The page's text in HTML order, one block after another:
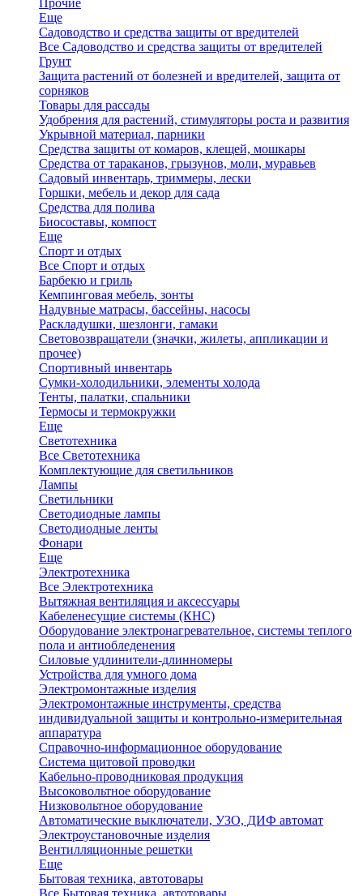
Прочие
Еще
Садоводство и средства защиты от вредителей
Все Садоводство и средства защиты от вредителей
Грунт
Защита растений от болезней и вредителей, защита от
сорняков
Товары для рассады
Удобрения для растений, стимуляторы роста и развития
Укрывной материал, парники
Средства защиты от комаров, клещей, мошкары
Средства от тараканов, грызунов, моли, муравьев
Садовый инвентарь, триммеры, лески
Горшки, мебель и декор для сада
Средства для полива
Биосоставы, компост
Еще
Спорт и отдых
Все Спорт и отдых
Барбекю и гриль
Кемпинговая мебель, зонты
Надувные матрасы, бассейны, насосы
Раскладушки, шезлонги, гамаки
Световозвращатели (значки, жилеты, аппликации и
прочее)
Спортивный инвентарь
Сумки-холодильники, элементы холода
Тенты, палатки, спальники
Термосы и термокружки
Еще
Светотехника
Все Светотехника
Комплектующие для светильников
Лампы
Светильники
Светодиодные лампы
Светодиодные ленты
Фонари
Еще
Электротехника
Все Электротехника
Вытяжная вентиляция и аксессуары
Кабеленесущие системы (КНС)
Оборудование электронагревательное, системы теплого
пола и антиобледенения
Силовые удлинители-длинномеры
Устройства для умного дома
Электромонтажные изделия
Электромонтажные инструменты, средства
индивидуальной защиты и контрольно-измерительная
аппаратура
Справочно-информационное оборудование
Система щитовой проводки
Кабельно-проводниковая продукция
Высоковольтное оборудование
Низковольтное оборудование
Автоматические выключатели, УЗО, ДИФ автомат
Электроустановочные изделия
Вентилляционные решетки
Еще
Бытовая техника, автотовары
Все Бытовая техника, автотовары